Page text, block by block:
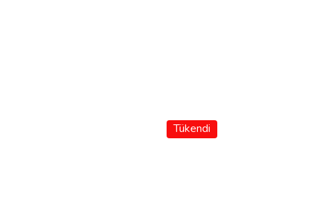
Tükendi